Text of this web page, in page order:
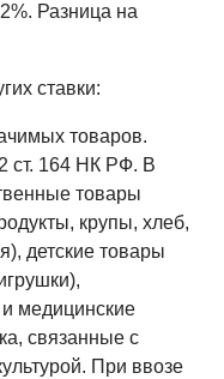
Разница на
ставки:
товаров.
ст. 164 НК РФ. В
товары
крупы, хлеб,
детские товары
медицинские
связанные с
При ввозе